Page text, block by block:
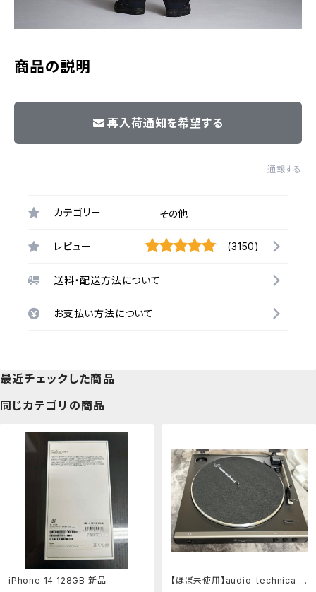
商品の説明
再入荷通知を希望する
通報する
カテゴリー その他
レビュー (3150)
送料・配送方法について
お支払い方法について
最近チェックした商品
同じカテゴリの商品
iPhone 14 128GB 新品
【ほぼ未使用】audio-technica A